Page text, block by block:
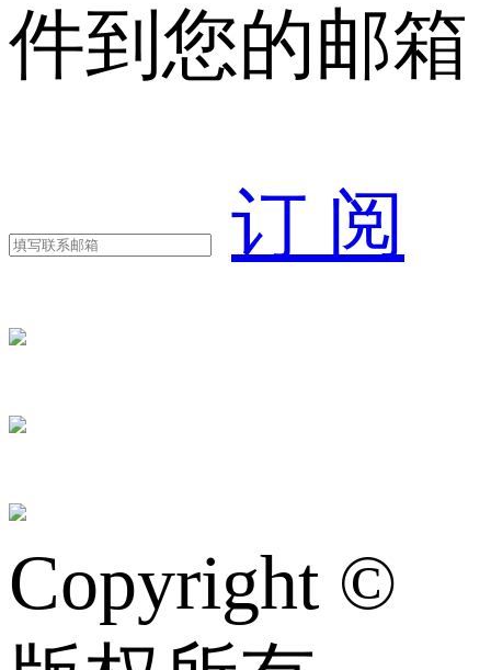
件到您的邮箱
订 阅
Copyright ©